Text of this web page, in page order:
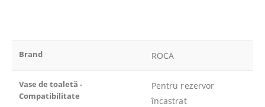
Brand ROCA
Vase de toaletă -
Compatibilitate
Pentru rezervor
încastrat